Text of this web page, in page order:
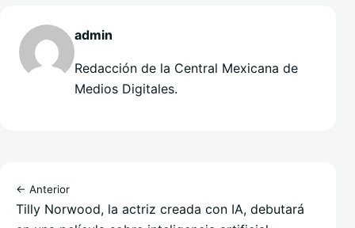
admin
Redacción de la Central Mexicana de
Medios Digitales.
← Anterior
Tilly Norwood, la actriz creada con IA, debutará